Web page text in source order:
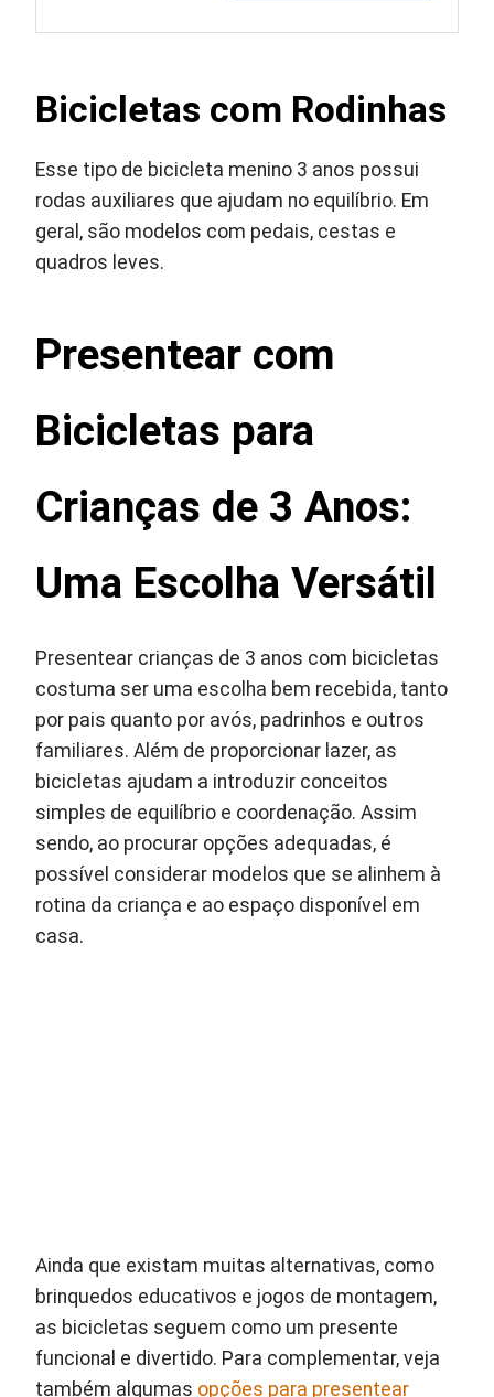
Bicicletas com Rodinhas
Esse tipo de bicicleta menino 3 anos possui
rodas auxiliares que ajudam no equilíbrio. Em
geral, são modelos com pedais, cestas e
quadros leves.
Presentear com
Bicicletas para
Crianças de 3 Anos:
Uma Escolha Versátil
Presentear crianças de 3 anos com bicicletas
costuma ser uma escolha bem recebida, tanto
por pais quanto por avós, padrinhos e outros
familiares. Além de proporcionar lazer, as
bicicletas ajudam a introduzir conceitos
simples de equilíbrio e coordenação. Assim
sendo, ao procurar opções adequadas, é
possível considerar modelos que se alinhem à
rotina da criança e ao espaço disponível em
casa.
Ainda que existam muitas alternativas, como
brinquedos educativos e jogos de montagem,
as bicicletas seguem como um presente
funcional e divertido. Para complementar, veja
também algumas opções para presentear